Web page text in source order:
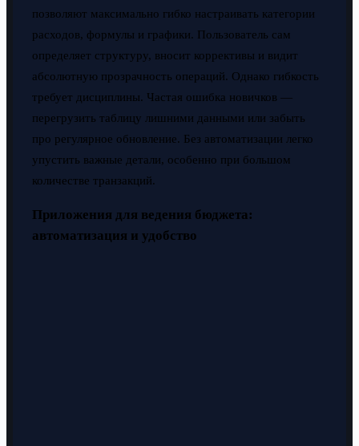
позволяют максимально гибко настраивать категории
расходов, формулы и графики. Пользователь сам
определяет структуру, вносит коррективы и видит
абсолютную прозрачность операций. Однако гибкость
требует дисциплины. Частая ошибка новичков —
перегрузить таблицу лишними данными или забыть
про регулярное обновление. Без автоматизации легко
упустить важные детали, особенно при большом
количестве транзакций.
Приложения для ведения бюджета:
автоматизация и удобство